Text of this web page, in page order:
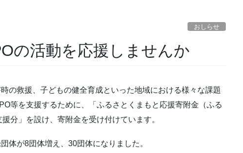
おしらせ
の活動を応援しませんか
の救援、子どもの健全育成といった地域における様々な課題
等を支援するために、「ふるさとくまもと応援寄附金（ふる
分」を設け、寄附金を受け付けています。
体が8団体増え、30団体になりました。